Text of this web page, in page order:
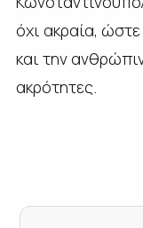
όχι ακραία, ώστε
και την
ακρότητες.